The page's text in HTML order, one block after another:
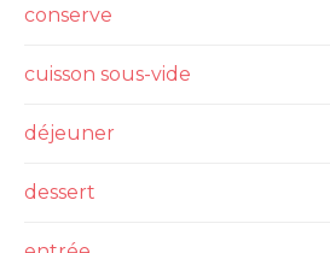
conserve
cuisson sous-vide
déjeuner
dessert